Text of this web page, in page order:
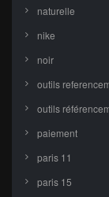
naturelle
nike
noir
outils
outils
paiement
paris 11
paris 15